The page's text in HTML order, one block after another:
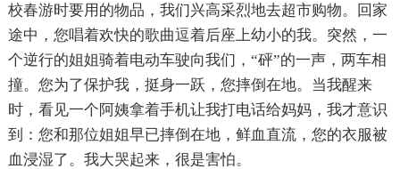
校春游时要用的物品，我们兴高采烈地去超市购物。回家
途中，您唱着欢快的歌曲逗着后座上幼小的我。突然，一
个逆行的姐姐骑着电动车驶向我们，“砰”的一声，两车相
撞。您为了保护我，挺身一跃，您摔倒在地。当我醒来
时，看见一个阿姨拿着手机让我打电话给妈妈，我才意识
到：您和那位姐姐早已摔倒在地，鲜血直流，您的衣服被
血浸湿了。我大哭起来，很是害怕。